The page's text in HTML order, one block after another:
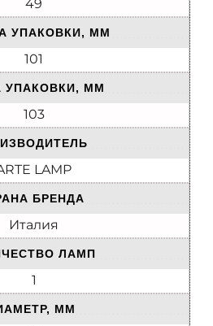
49
УПАКОВКИ, ММ
101
УПАКОВКИ, ММ
103
LAMP
БРЕНДА
Италия
ЛАМП
1
ММ